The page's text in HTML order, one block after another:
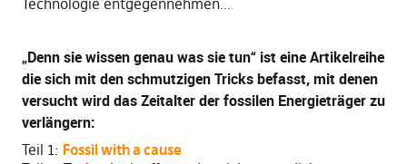
Technologie entgegennehmen…
„Denn sie wissen genau was sie tun“ ist eine Artikelreihe
die sich mit den schmutzigen Tricks befasst, mit denen
versucht wird das Zeitalter der fossilen Energieträger zu
verlängern:
Teil 1: Fossil with a cause